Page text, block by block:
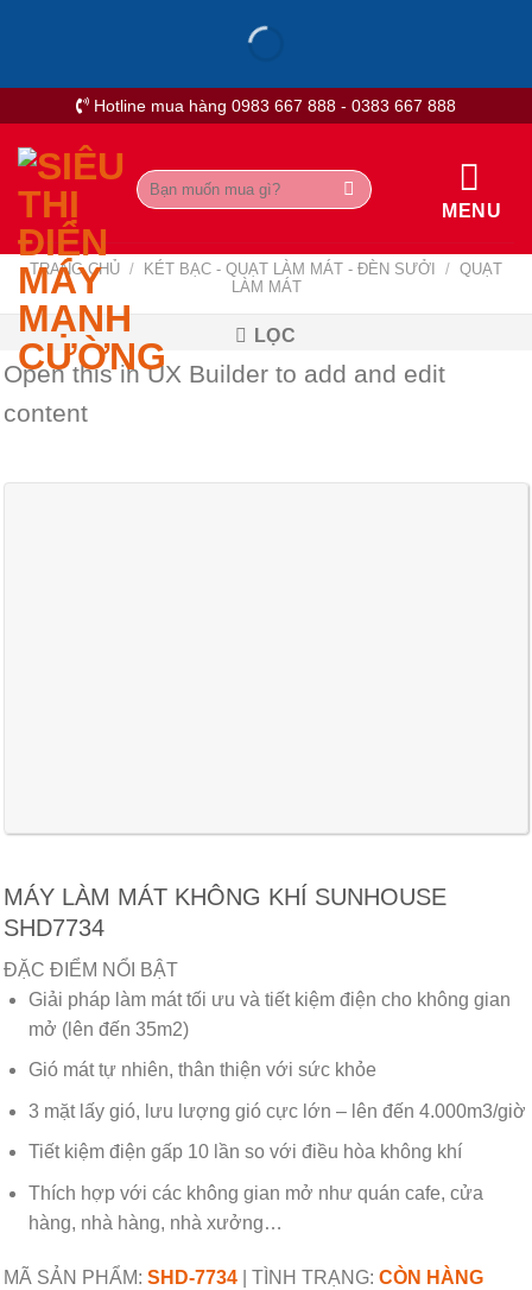
Hotline mua hàng 0983 667 888 - 0383 667 888
Tìm
kiếm:
MENU
TRANG CHỦ / KÉT BẠC - QUẠT LÀM MÁT - ĐÈN SƯỞI / QUẠT
LÀM MÁT
LỌC
Open this in UX Builder to add and edit
content
MÁY LÀM MÁT KHÔNG KHÍ SUNHOUSE
SHD7734
ĐẶC ĐIỂM NỔI BẬT
Giải pháp làm mát tối ưu và tiết kiệm điện cho không gian
mở (lên đến 35m2)
Gió mát tự nhiên, thân thiện với sức khỏe
3 mặt lấy gió, lưu lượng gió cực lớn – lên đến 4.000m3/giờ
Tiết kiệm điện gấp 10 lần so với điều hòa không khí
Thích hợp với các không gian mở như quán cafe, cửa
hàng, nhà hàng, nhà xưởng…
MÃ SẢN PHẨM: SHD-7734 TÌNH TRẠNG: CÒN HÀNG